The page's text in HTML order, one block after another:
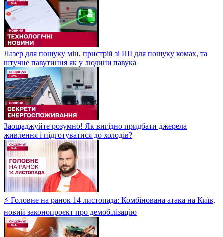
Лазер для пошуку мін, пристрій зі ШІ для пошуку комах, та
штучне павутиння як у людини павука
Заощаджуйте розумно! Як вигідно придбати джерела
живлення і підготуватися до холодів?
⚡ Головне на ранок 14 листопада: Комбінована атака на Київ,
новий законопроєкт про демобілізацію